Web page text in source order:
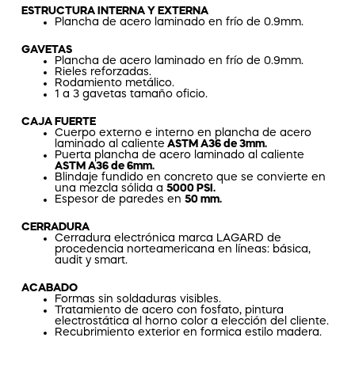
ESTRUCTURA INTERNA Y EXTERNA
Plancha de acero laminado en frío de 0.9mm.
GAVETAS
Plancha de acero laminado en frío de 0.9mm.
Rieles reforzadas.
Rodamiento metálico.
1 a 3 gavetas tamaño oficio.
CAJA FUERTE
Cuerpo externo e interno en plancha de acero
laminado al caliente ASTM A36 de 3mm.
Puerta plancha de acero laminado al caliente
ASTM A36 de 6mm.
Blindaje fundido en concreto que se convierte en
una mezcla sólida a5000 PSI.
Espesor de paredes en50 mm.
CERRADURA
Cerradura electrónica marca LAGARD de
procedencia norteamericana en líneas: básica,
audit y smart.
ACABADO
Formas sin soldaduras visibles.
Tratamiento de acero con fosfato, pintura
electrostática al horno color a elección del cliente.
Recubrimiento exterior en formica estilo madera.